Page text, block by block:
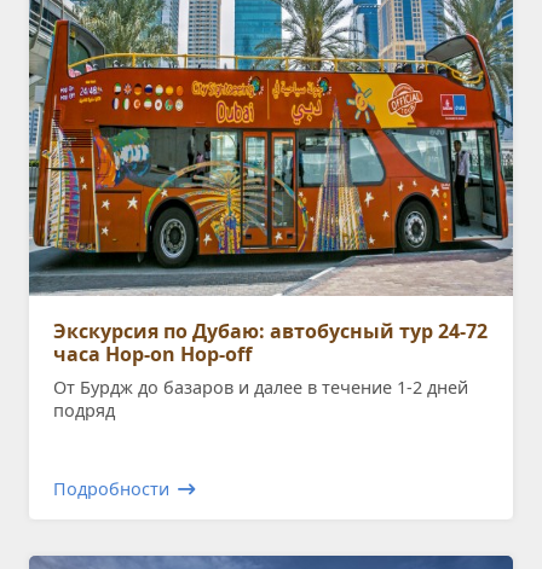
Экскурсия по Дубаю: автобусный тур 24-72
часа Hop-on Hop-off
От Бурдж до базаров и далее в течение 1-2 дней
подряд
Подробности